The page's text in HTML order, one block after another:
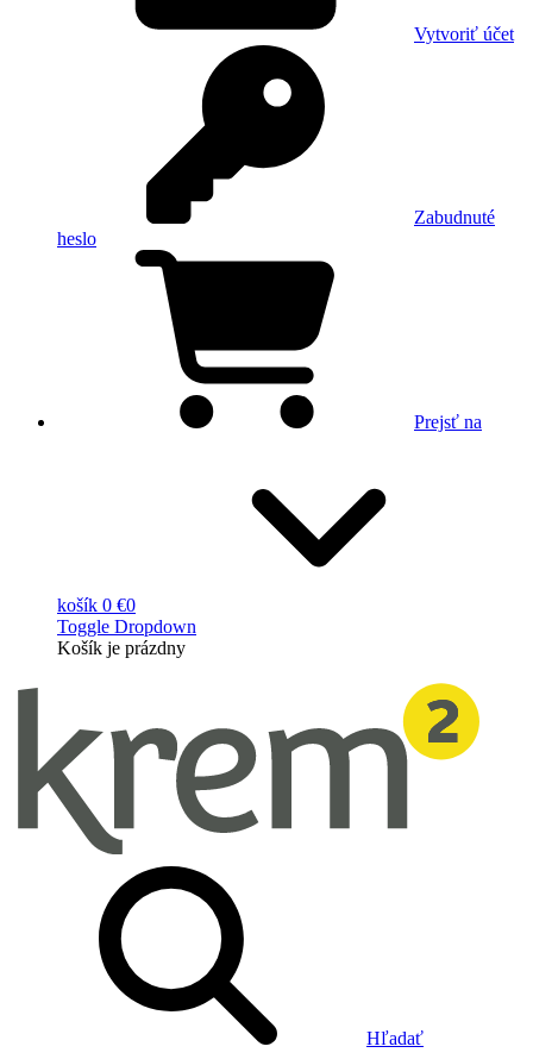
Vytvoriť účet
Zabudnuté
heslo
Prejsť na
košík 0 €0
Toggle Dropdown
Košík je prázdny
Hľadať